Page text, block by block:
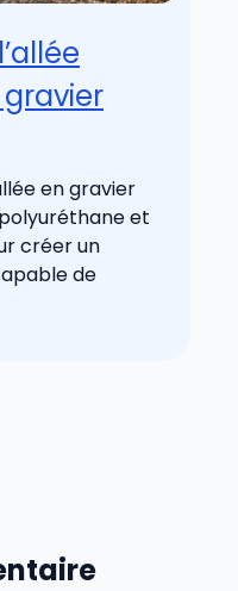
en gravier
et
créer un
de